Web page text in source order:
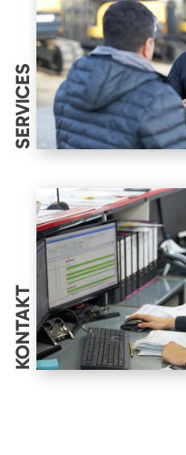
SERVICES
KONTAKT